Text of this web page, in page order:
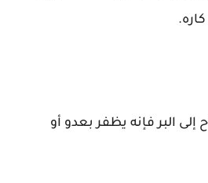
البر فإنه يظفر بعدو أو